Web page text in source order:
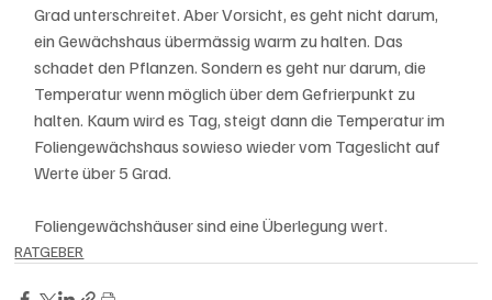
Grad unterschreitet. Aber Vorsicht, es geht nicht darum,
ein Gewächshaus übermässig warm zu halten. Das
schadet den Pflanzen. Sondern es geht nur darum, die
Temperatur wenn möglich über dem Gefrierpunkt zu
halten. Kaum wird es Tag, steigt dann die Temperatur im
Foliengewächshaus sowieso wieder vom Tageslicht auf
Werte über 5 Grad.
Foliengewächshäuser sind eine Überlegung wert.
RATGEBER